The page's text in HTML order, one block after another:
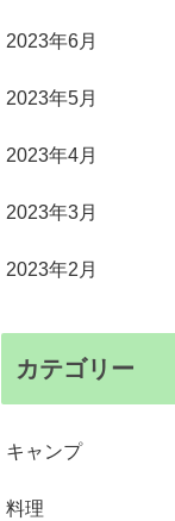
2023年6月
2023年5月
2023年4月
2023年3月
2023年2月
カテゴリー
キャンプ
料理